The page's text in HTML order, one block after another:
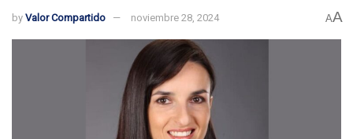
by Valor Compartido noviembre 28, 2024 AA